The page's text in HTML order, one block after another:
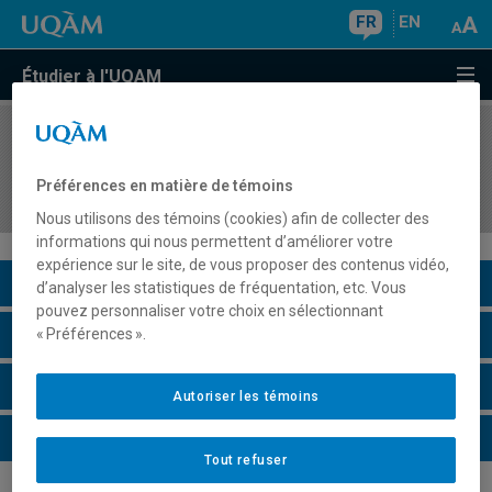
FR EN
Étudier à l'UQAM
COURS//
postsecondaire
Description du cours
Horaire - Été 2026
Horaire - Automne 2026
Horaire - Hiver 2027
Préférences en matière de témoins
Nous utilisons des témoins (cookies) afin de collecter des
informations qui nous permettent d’améliorer votre
expérience sur le site, de vous proposer des contenus vidéo,
d’analyser les statistiques de fréquentation, etc. Vous
pouvez personnaliser votre choix en sélectionnant
« Préférences ».
Tout refuser
Autoriser les témoins